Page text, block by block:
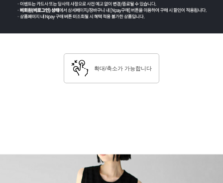
확대/축소가 가능합니다